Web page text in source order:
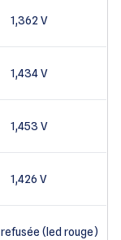
1,362 V
1,434 V
1,453 V
1,426 V
(led rouge)